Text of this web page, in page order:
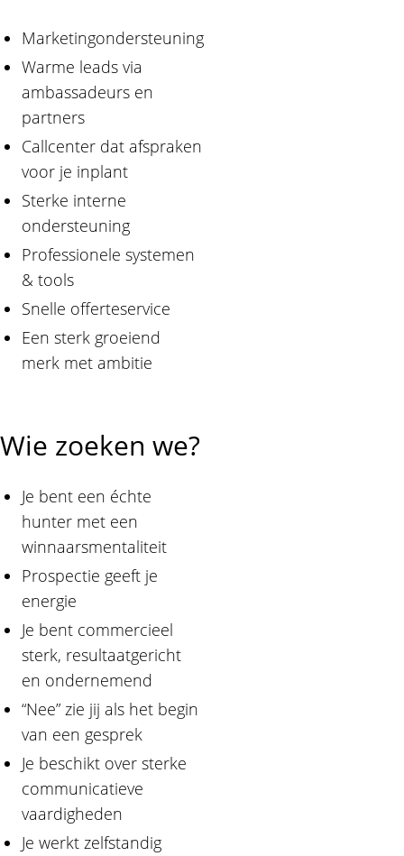
Marketingondersteuning
Warme leads via
ambassadeurs en
partners
Callcenter dat afspraken
voor je inplant
Sterke interne
ondersteuning
Professionele systemen
& tools
Snelle offerteservice
Een sterk groeiend
merk met ambitie
Wie zoeken we?
Je bent een échte
hunter met een
winnaarsmentaliteit
Prospectie geeft je
energie
Je bent commercieel
sterk, resultaatgericht
en ondernemend
“Nee” zie jij als het begin
van een gesprek
Je beschikt over sterke
communicatieve
vaardigheden
Je werkt zelfstandig